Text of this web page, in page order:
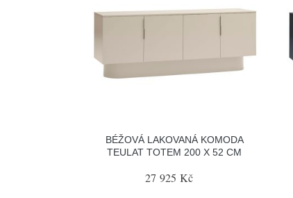
BÉŽOVÁ LAKOVANÁ KOMODA
TEULAT TOTEM 200 X 52 CM
27 925 Kč